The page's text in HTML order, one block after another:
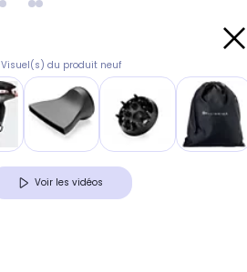
Visuel(s) du produit neuf
Voir les vidéos